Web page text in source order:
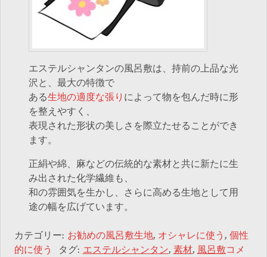
エステルシャンタンの風呂敷は、持前の上品な光
沢と、最大の特徴で
ある生地の適度な張り によって物を包んだ時に形
を整えやすく、
表現された形状の美しさを際立たせることができ
ます。
正絹や綿、麻などの伝統的な素材と共に新たに生
み出された化学繊維も、
和の雰囲気を生かし、さらに高める生地として用
途の幅を広げています。
カテゴリー: お勧めの風呂敷生地, オシャレに使う , 個性
的に使う
タグ: エステルシャンタン, 素材, 風呂敷コメ